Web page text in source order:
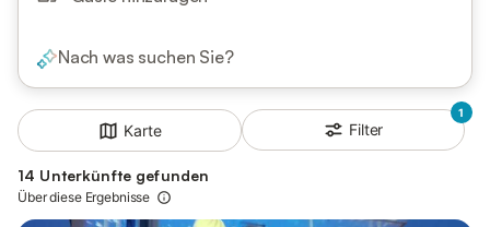
Nach was suchen Sie?
Karte
1
Filter
14 Unterkünfte gefunden
Über diese Ergebnisse